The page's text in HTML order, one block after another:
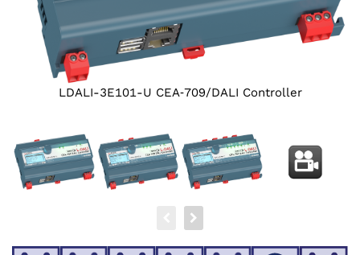
LDALI-3E101-U CEA‑709/DALI Controller